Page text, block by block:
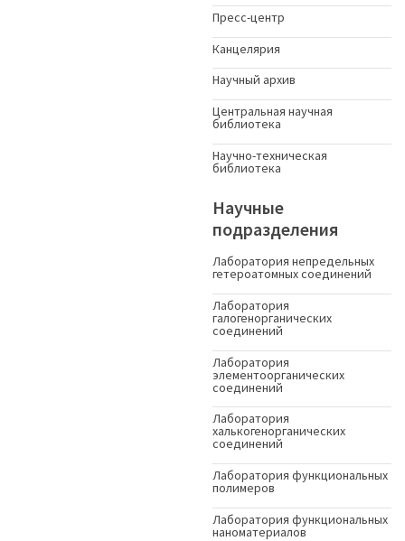
Пресс-центр
Канцелярия
Научный архив
Центральная научная
библиотека
Научно-техническая
библиотека
Научные
подразделения
Лаборатория непредельных
гетероатомных соединений
Лаборатория
галогенорганических
соединений
Лаборатория
элементоорганических
соединений
Лаборатория
халькогенорганических
соединений
Лаборатория функциональных
полимеров
Лаборатория функциональных
наноматериалов